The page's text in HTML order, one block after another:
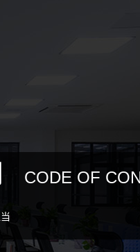
CODE OF